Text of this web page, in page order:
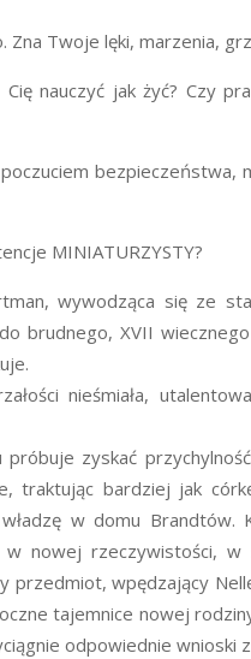
Twoje lęki, marzenia,
nauczyć jak żyć? Czy
bezpieczeństwa,
MINIATURZYSTY?
wywodząca się ze
brudnego, XVII
nieśmiała,
zyskać
traktując bardziej jak
w domu Brandtów.
w nowej rzeczywistości,
przedmiot, wpędzający
tajemnice nowej
odpowiednie wnioski